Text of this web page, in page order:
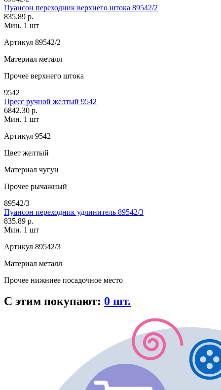
Пуансон переходник верхнего штока 89542/2
835.89 р.
Мин. 1 шт
Артикул 89542/2
Материал металл
Прочее верхнего штока
9542
Пресс ручной желтый 9542
6842.30 р.
Мин. 1 шт
Артикул 9542
Цвет желтый
Материал чугун
Прочее рычажный
89542/3
Пуансон переходник удлинитель 89542/3
835.89 р.
Мин. 1 шт
Артикул 89542/3
Материал металл
Прочее нижниее посадочное место
С этим покупают: 0 шт.